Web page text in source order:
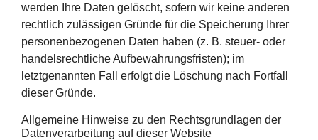
werden Ihre Daten gelöscht, sofern wir keine anderen
rechtlich zulässigen Gründe für die Speicherung Ihrer
personenbezogenen Daten haben (z. B. steuer- oder
handelsrechtliche Aufbewahrungsfristen); im
letztgenannten Fall erfolgt die Löschung nach Fortfall
dieser Gründe.
Allgemeine Hinweise zu den Rechtsgrundlagen der
Datenverarbeitung auf dieser Website